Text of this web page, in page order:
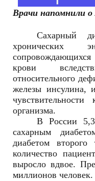
Врачи напомнили
Сахарный
хронических
крови
относительного
железы инсулина,
организма.
В России
сахарным
диабетом
количество
выросло вдвое.
миллионов человек.